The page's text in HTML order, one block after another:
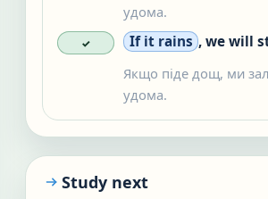
удома.
✓ If it rains , we will
Якщо піде дощ, ми
удома.
Study next